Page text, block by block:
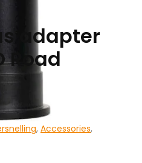
adapter
Road
, Accessories,